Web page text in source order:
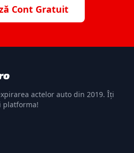
Cont Gratuit
actelor auto din 2019. Îți
platforma!